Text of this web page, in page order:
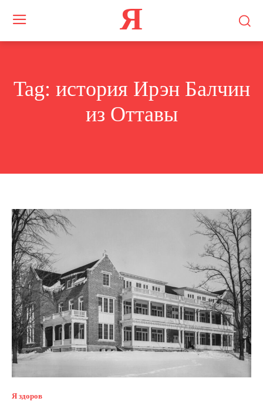
Я
Tag: история Ирэн Балчин
из Оттавы
Я здоров